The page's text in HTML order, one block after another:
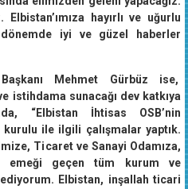
hayırlı ve uğurlu
iyi ve güzel haberler
istihdama sunacağı dev katkıya
“Elbistan İhtisas OSB’nin
ile ilgili çalışmalar yaptık.
Ticaret ve Sanayi Odamıza,
emeği geçen tüm kurum ve
Elbistan, inşallah ticari